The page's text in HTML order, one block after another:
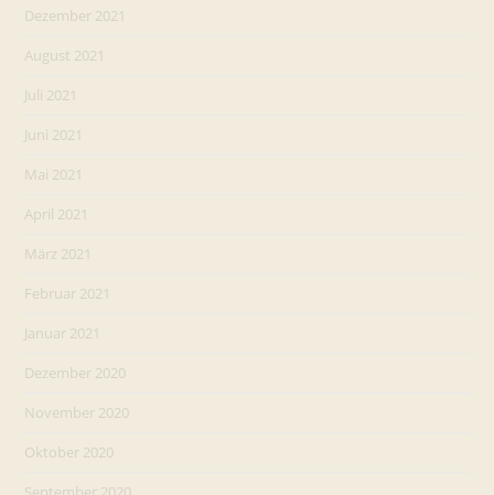
Dezember 2021
August 2021
Juli 2021
Juni 2021
Mai 2021
April 2021
März 2021
Februar 2021
Januar 2021
Dezember 2020
November 2020
Oktober 2020